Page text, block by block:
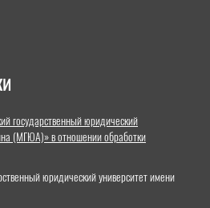
государственный юридический
(МГЮА)» в отношении обработки
юридический университет имени